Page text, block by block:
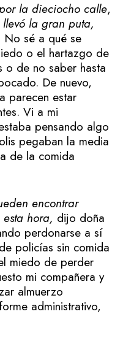
la dieciocho calle,
llevó la gran puta,
No sé a qué se
o el hartazgo de
o de no saber hasta
De nuevo,
parecen estar
Vi a mi
pensando algo
pegaban la media
de la comida
encontrar
hora, dijo doña
perdonarse a sí
policías sin comida
miedo de perder
mi compañera y
almuerzo
administrativo,